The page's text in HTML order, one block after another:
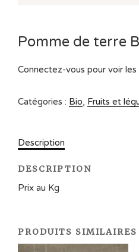
Pomme de terre
Connectez-vous pour voir les
Catégories : Bio, Fruits et
Description
DESCRIPTION
Prix au Kg
PRODUITS SIMILAIRES